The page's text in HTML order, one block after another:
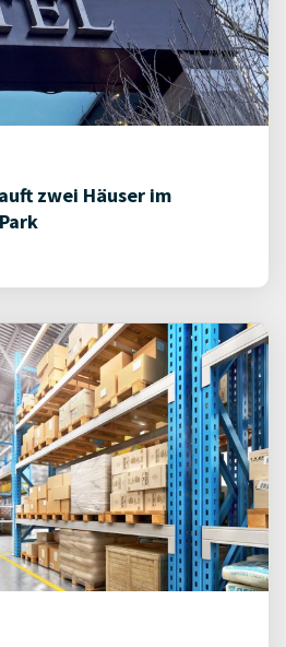
zwei Häuser im